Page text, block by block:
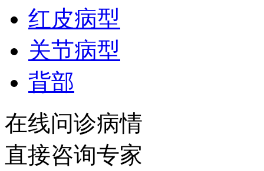
红皮病型
关节病型
背部
在线问诊病情
直接咨询专家